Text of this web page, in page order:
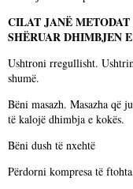
CILAT JANË
SHËRUAR DHIMBJEN
Ushtroni rregullisht.
shumë.
Bëni masazh. Masazha që
të kalojë dhimbja e kokës.
Bëni dush të nxehtë
Përdorni kompresa të